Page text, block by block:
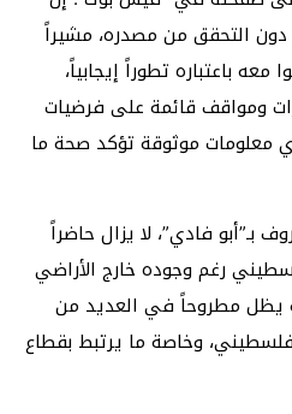
دون التحقق من مصدره، مشيراً
باعتباره تطوراً إيجابياً،
ومواقف قائمة على فرضيات
معلومات موثوقة تؤكد صحة ما
بـ”أبو فادي”، لا يزال حاضراً
رغم وجوده خارج الأراضي
يظل مطروحاً في العديد من
وخاصة ما يرتبط بقطاع